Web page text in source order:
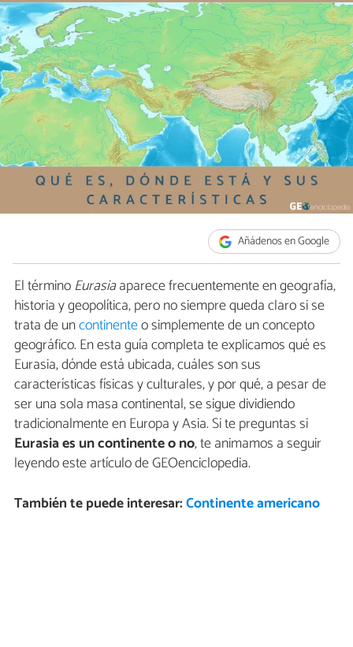
Añádenos en Google
El términoEurasiaaparece frecuentemente en geografía,
historia y geopolítica, pero no siempre queda claro si se
trata de uncontinenteo simplemente de un concepto
geográfico. En esta guía completa te explicamos qué es
Eurasia, dónde está ubicada, cuáles son sus
características físicas y culturales, y por qué, a pesar de
ser una sola masa continental, se sigue dividiendo
tradicionalmente en Europa y Asia. Si te preguntas si
Eurasia es un continente o no, te animamos a seguir
leyendo este artículo de GEOenciclopedia.
También te puede interesar:Continente americano